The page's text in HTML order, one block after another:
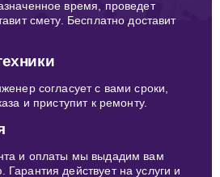
время, проведет
смету. Бесплатно доставит
согласует с вами сроки,
и приступит к ремонту.
и оплаты мы выдадим вам
действует на услуги и